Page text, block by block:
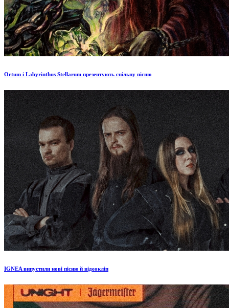
Ortum і Labyrinthus Stellarum презентують спільну пісню
IGNEA випустили нові пісню й відеокліп